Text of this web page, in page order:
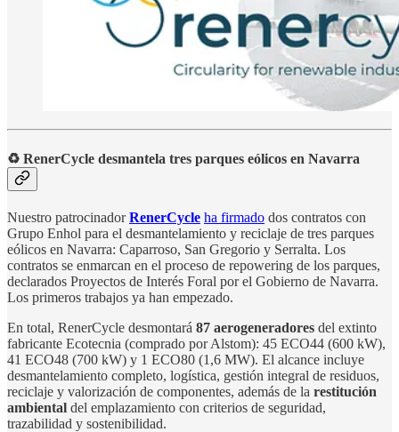
♻️ RenerCycle desmantela tres parques eólicos en Navarra
Nuestro patrocinadorRenerCycle ha firmado dos contratos con
Grupo Enhol para el desmantelamiento y reciclaje de tres parques
eólicos en Navarra: Caparroso, San Gregorio y Serralta. Los
contratos se enmarcan en el proceso de repowering de los parques,
declarados Proyectos de Interés Foral por el Gobierno de Navarra.
Los primeros trabajos ya han empezado.
En total, RenerCycle desmontará 87 aerogeneradores del extinto
fabricante Ecotecnia (comprado por Alstom): 45 ECO44 (600 kW),
41 ECO48 (700 kW) y 1 ECO80 (1,6 MW). El alcance incluye
desmantelamiento completo, logística, gestión integral de residuos,
reciclaje y valorización de componentes, además de la restitución
ambiental del emplazamiento con criterios de seguridad,
trazabilidad y sostenibilidad.